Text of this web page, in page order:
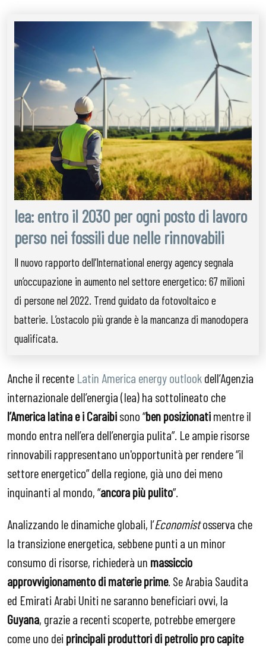
Iea: entro il 2030 per ogni posto di lavoro
perso nei fossili due nelle rinnovabili
Il nuovo rapporto dell’International energy agency segnala
un’occupazione in aumento nel settore energetico: 67 milioni
di persone nel 2022. Trend guidato da fotovoltaico e
batterie. L’ostacolo più grande è la mancanza di manodopera
qualificata.
Anche il recente Latin America energy outlookdell’Agenzia
internazionale dell’energia (Iea) ha sottolineato che
l’America latina e i Caraibisono “ben posizionatimentre il
mondo entra nell’era dell’energia pulita”. Le ampie risorse
rinnovabili rappresentano un'opportunità per rendere “il
settore energetico” della regione, già uno dei meno
inquinanti al mondo, “ancora più pulito”.
Analizzando le dinamiche globali, l’Economistosserva che
la transizione energetica, sebbene punti a un minor
consumo di risorse, richiederà un massiccio
approvvigionamento di materie prime. Se Arabia Saudita
ed Emirati Arabi Uniti ne saranno beneficiari ovvi, la
Guyana, grazie a recenti scoperte, potrebbe emergere
come uno dei principali produttori di petrolio pro capite